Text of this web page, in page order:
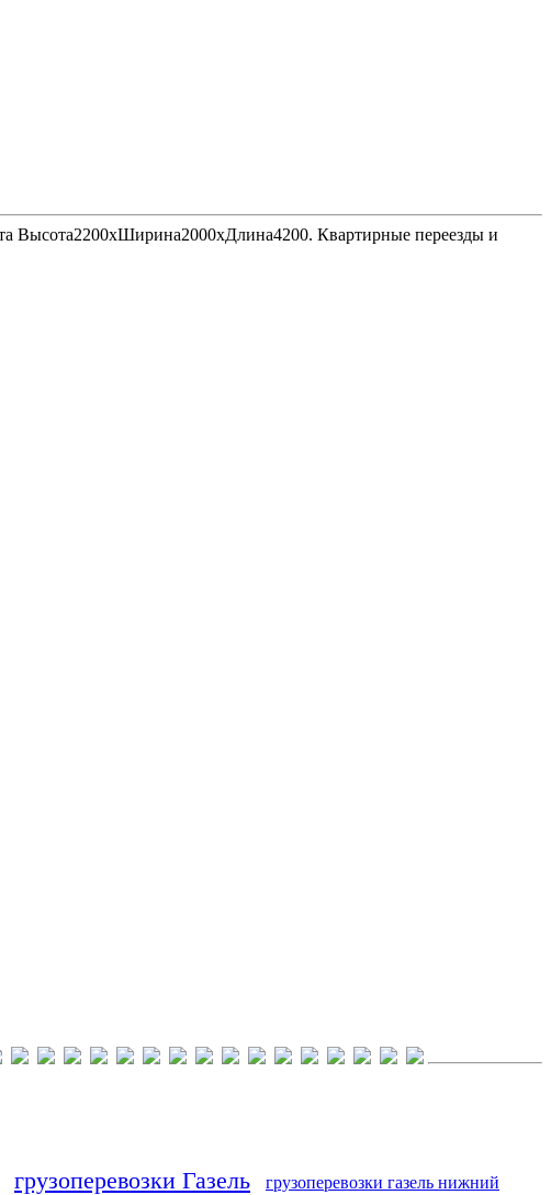
Высота2200хШирина2000хДлина4200. Квартирные переезды и
грузоперевозки Газель грузоперевозки газель нижний